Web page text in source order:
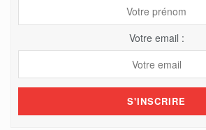
Votre email :